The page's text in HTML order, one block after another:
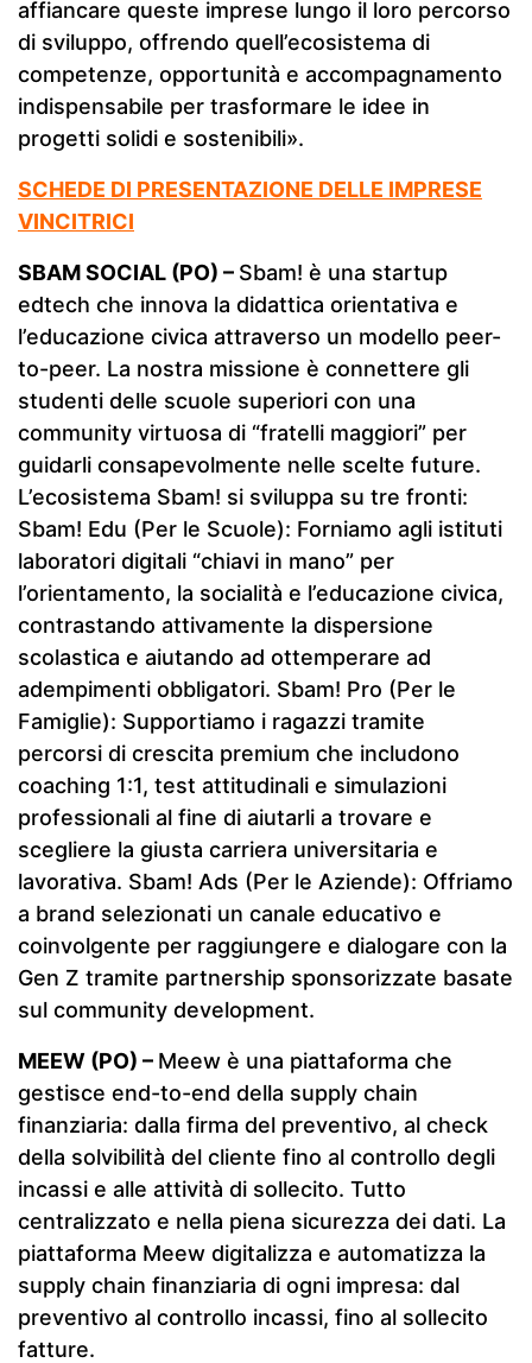
affiancare queste imprese lungo il loro percorso
di sviluppo, offrendo quell’ecosistema di
competenze, opportunità e accompagnamento
indispensabile per trasformare le idee in
progetti solidi e sostenibili».
SCHEDE DI PRESENTAZIONE DELLE IMPRESE
VINCITRICI
SBAM SOCIAL (PO) – Sbam! è una startup
edtech che innova la didattica orientativa e
l’educazione civica attraverso un modello peer-
to-peer. La nostra missione è connettere gli
studenti delle scuole superiori con una
community virtuosa di “fratelli maggiori” per
guidarli consapevolmente nelle scelte future.
L’ecosistema Sbam! si sviluppa su tre fronti:
Sbam! Edu (Per le Scuole): Forniamo agli istituti
laboratori digitali “chiavi in mano” per
l’orientamento, la socialità e l’educazione civica,
contrastando attivamente la dispersione
scolastica e aiutando ad ottemperare ad
adempimenti obbligatori. Sbam! Pro (Per le
Famiglie): Supportiamo i ragazzi tramite
percorsi di crescita premium che includono
coaching 1:1, test attitudinali e simulazioni
professionali al fine di aiutarli a trovare e
scegliere la giusta carriera universitaria e
lavorativa. Sbam! Ads (Per le Aziende): Offriamo
a brand selezionati un canale educativo e
coinvolgente per raggiungere e dialogare con la
Gen Z tramite partnership sponsorizzate basate
sul community development.
MEEW (PO) – Meew è una piattaforma che
gestisce end-to-end della supply chain
finanziaria: dalla firma del preventivo, al check
della solvibilità del cliente fino al controllo degli
incassi e alle attività di sollecito. Tutto
centralizzato e nella piena sicurezza dei dati. La
piattaforma Meew digitalizza e automatizza la
supply chain finanziaria di ogni impresa: dal
preventivo al controllo incassi, fino al sollecito
fatture.